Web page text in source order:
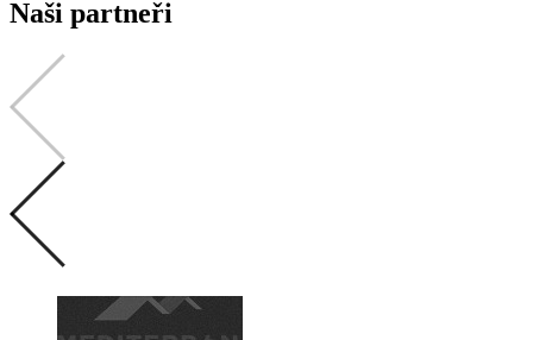
Naši partneři